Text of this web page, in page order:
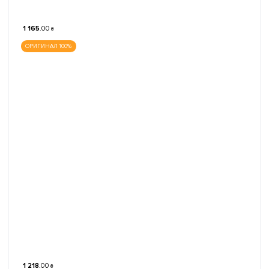
1 165.00 ₴
ОРИГИНАЛ 100%
1 218.00 ₴